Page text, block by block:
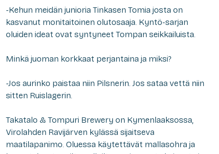
-Kehun meidän junioria Tinkasen Tomia josta on
kasvanut monitaitoinen olutosaaja. Kyntö-sarjan
oluiden ideat ovat syntyneet Tompan seikkailuista.
Minkä juoman korkkaat perjantaina ja miksi?
-Jos aurinko paistaa niin Pilsnerin. Jos sataa vettä niin
sitten Ruislagerin.
Takatalo & Tompuri Brewery on Kymenlaaksossa,
Virolahden Ravijärven kylässä sijaitseva
maatilapanimo. Oluessa käytettävät mallasohra ja